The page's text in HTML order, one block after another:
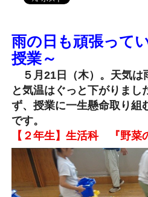
雨の日も頑張って
授業～
５月21日（木）。天気は
と気温はぐっと下がりまし
ず、授業に一生懸命取り組
です。
【２年生】生活科 『野菜